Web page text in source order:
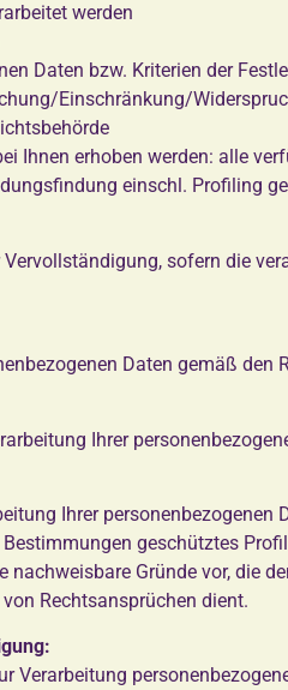
werden
Daten bzw. Kriterien der
Einschränkung/
Ihnen erhoben werden: alle
einschl. Profiling
sofern die
Daten gemäß den
Ihrer
Ihrer
geschütztes
Gründe vor, die
Rechtsansprüchen dient.
Verarbeitung